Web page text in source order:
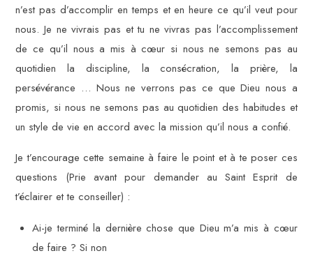
n’est pas d’accomplir en temps et en heure ce qu’il veut pour
nous. Je ne vivrais pas et tu ne vivras pas l’accomplissement
de ce qu’il nous a mis à cœur si nous ne semons pas au
quotidien la discipline, la consécration, la prière, la
persévérance … Nous ne verrons pas ce que Dieu nous a
promis, si nous ne semons pas au quotidien des habitudes et
un style de vie en accord avec la mission qu’il nous a confié.
Je t’encourage cette semaine à faire le point et à te poser ces
questions (Prie avant pour demander au Saint Esprit de
t’éclairer et te conseiller) :
Ai-je terminé la dernière chose que Dieu m’a mis à cœur
de faire ? Si non